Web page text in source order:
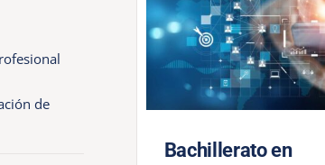
de
Bachillerato en